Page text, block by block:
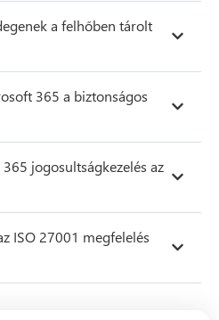
a felhőben tárolt
365 a biztonságos
jogosultságkezelés az
ISO 27001 megfelelés